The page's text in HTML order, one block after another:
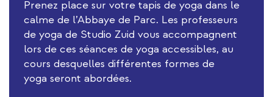
Prenez place sur votre tapis de yoga dans le
calme de l’Abbaye de Parc. Les professeurs
de yoga de Studio Zuid vous accompagnent
lors de ces séances de yoga accessibles, au
cours desquelles différentes formes de
yoga seront abordées.